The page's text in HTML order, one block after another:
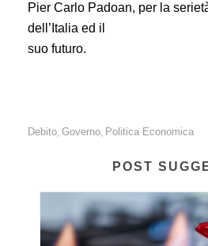
Pier Carlo Padoan, per la
dell’Italia ed il
suo futuro.
Debito, Governo, Politica Economica
POST